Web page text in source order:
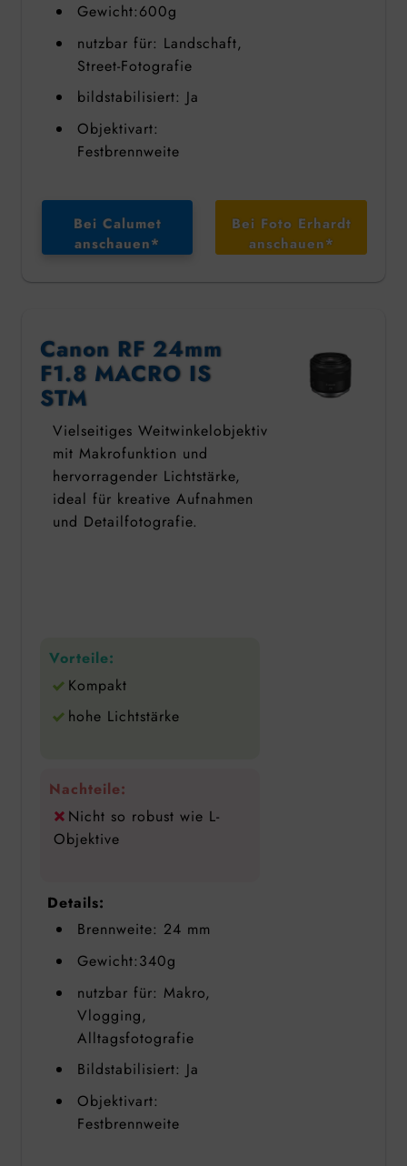
Gewicht:600g
nutzbar für: Landschaft,
Street-Fotografie
bildstabilisiert: Ja
Objektivart:
Festbrennweite
Bei Calumet
anschauen*
Bei Foto Erhardt
anschauen*
Canon RF 24mm
F1.8 MACRO IS
STM
Vielseitiges Weitwinkelobjektiv
mit Makrofunktion und
hervorragender Lichtstärke,
ideal für kreative Aufnahmen
und Detailfotografie.
Vorteile:
Kompakt
hohe Lichtstärke
Nachteile:
Nicht so robust wie L-
Objektive
Details:
Brennweite: 24 mm
Gewicht:340g
nutzbar für: Makro,
Vlogging,
Alltagsfotografie
Bildstabilisiert: Ja
Objektivart:
Festbrennweite